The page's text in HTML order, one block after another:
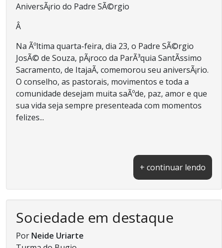
AniversÃ¡rio do Padre SÃ©rgio
Â
Na Ãºltima quarta-feira, dia 23, o Padre SÃ©rgio
JosÃ© de Souza, pÃ¡roco da ParÃ³quia SantÃ­ssimo
Sacramento, de ItajaÃ­, comemorou seu aniversÃ¡rio.
O conselho, as pastorais, movimentos e toda a
comunidade desejam muita saÃºde, paz, amor e que
sua vida seja sempre presenteada com momentos
felizes...
+ continuar lendo
Sociedade em destaque
Por Neide Uriarte